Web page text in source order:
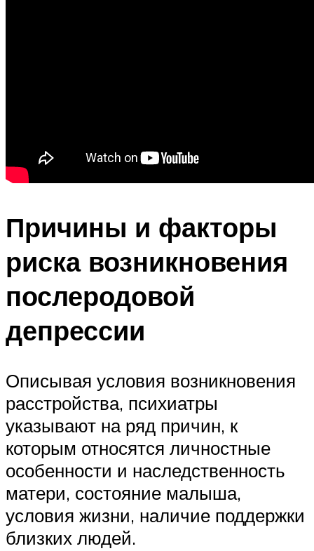
Причины и факторы
риска возникновения
послеродовой
депрессии
Описывая условия возникновения
расстройства, психиатры
указывают на ряд причин, к
которым относятся личностные
особенности и наследственность
матери, состояние малыша,
условия жизни, наличие поддержки
близких людей.